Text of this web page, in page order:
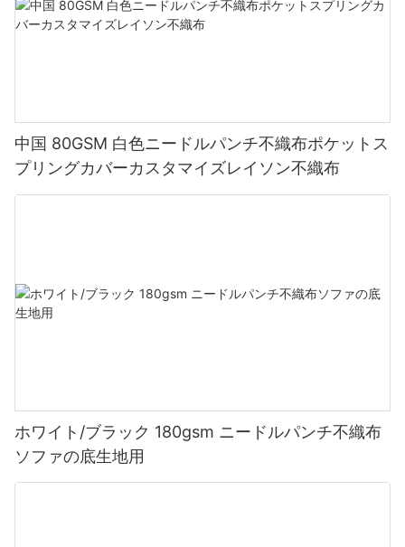
中国 80GSM 白色ニードルパンチ不織布ポケットス
プリングカバーカスタマイズレイソン不織布
ホワイト/ブラック 180gsm ニードルパンチ不織布
ソファの底生地用